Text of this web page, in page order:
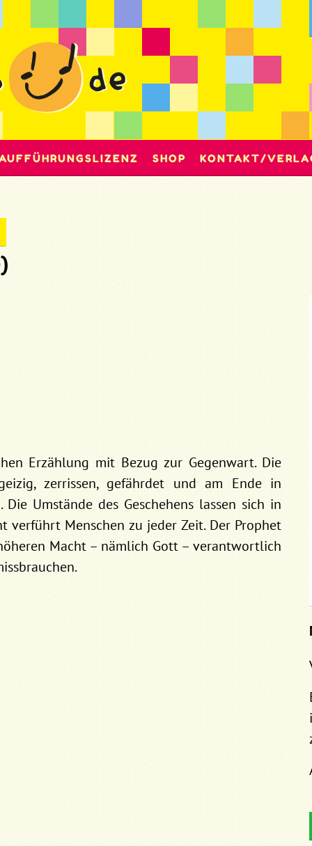
SHOP KONTAKT/
Erzählung mit Bezug zur Gegenwart. Die
zerrissen, gefährdet und am Ende in
Umstände des Geschehens lassen sich in
verführt Menschen zu jeder Zeit. Der Prophet
Macht – nämlich Gott – verantwortlich